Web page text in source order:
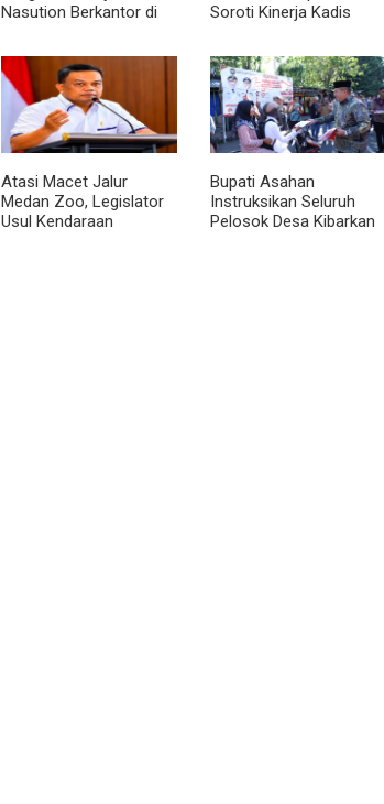
Nasution Berkantor di
Percepat Pembangunan
Soroti Kinerja Kadis
Atasi Macet Jalur
Medan Zoo, Legislator
Usul Kendaraan
Bupati Asahan
Instruksikan Seluruh
Pelosok Desa Kibarkan